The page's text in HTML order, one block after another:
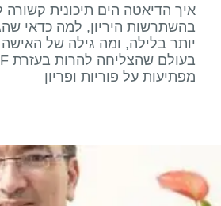
איך הדיאטה הים תיכונית
בהשתרשות היריון, למה כדאי
יותר בלילה, ומה גילה של
מפתיעות על פוריות ופריון